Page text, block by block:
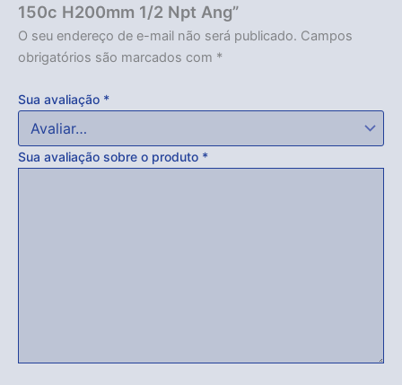
150c H200mm 1/2 Npt Ang”
O seu endereço de e-mail não será publicado. Campos
obrigatórios são marcados com *
Sua avaliação *
Sua avaliação sobre o produto *